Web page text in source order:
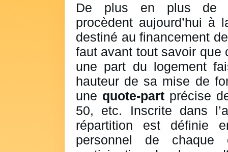
De plus en plus
procèdent aujourd’hui à
destiné au financement
faut avant tout savoir que
une part du logement
hauteur de sa mise de
une quote-partprécise
50, etc. Inscrite dans
répartition est définie
personnel de